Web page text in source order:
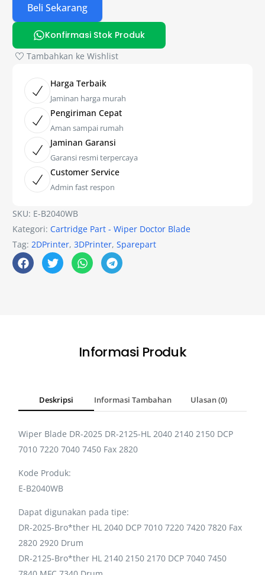
Beli Sekarang
Konfirmasi Stok Produk
Tambahkan ke Wishlist
Harga Terbaik
Jaminan harga murah
Pengiriman Cepat
Aman sampai rumah
Jaminan Garansi
Garansi resmi terpercaya
Customer Service
Admin fast respon
SKU: E-B2040WB
Kategori: Cartridge Part - Wiper Doctor Blade
Tag:2DPrinter,3DPrinter,Sparepart
Informasi Produk
Deskripsi Informasi Tambahan Ulasan (0)
Wiper Blade DR-2025 DR-2125-HL 2040 2140 2150 DCP
7010 7220 7040 7450 Fax 2820
Kode Produk:
E-B2040WB
Dapat digunakan pada tipe:
DR-2025-Bro*ther HL 2040 DCP 7010 7220 7420 7820 Fax
2820 2920 Drum
DR-2125-Bro*ther HL 2140 2150 2170 DCP 7040 7450